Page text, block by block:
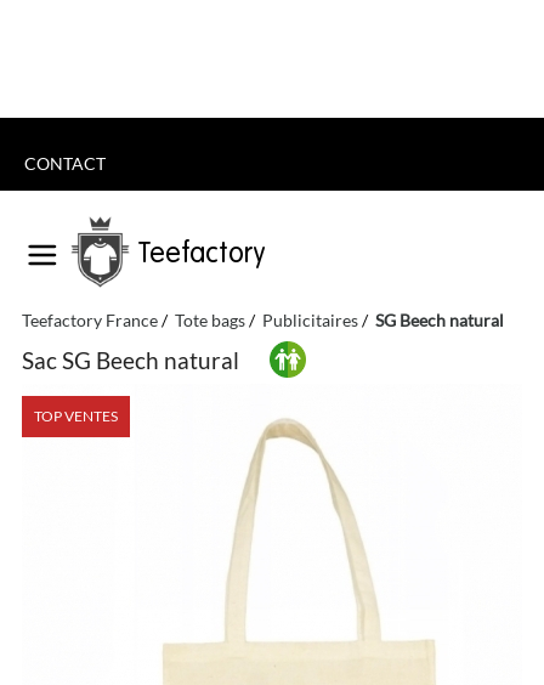
CONTACT
Teefactory
Teefactory France Tote bags Publicitaires SG Beech natural
Sac SG Beech natural
TOP VENTES